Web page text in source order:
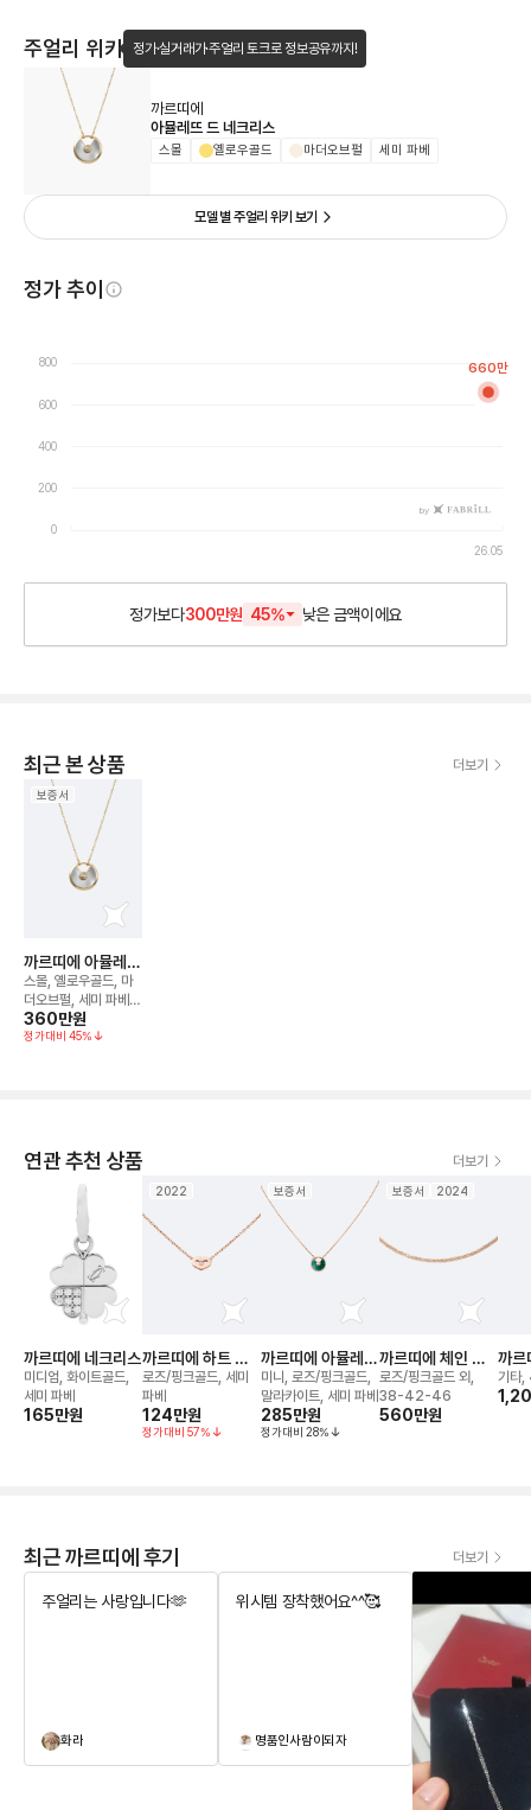
주얼리 위키 정가·실거래가·주얼리 토크로 정보공유까지!
까르띠에
아뮬레뜨 드 네크리스
스몰 옐로우골드 마더오브펄 세미 파베
모델 별 주얼리 위키 보기
정가 추이
0
200
400
600
800
26.05
by
660만
정가보다300만원 45% 낮은금액이에요
최근 본 상품 더보기
보증서
까르띠에 아뮬레뜨
드 네크리스
스몰, 옐로우골드, 마
더오브펄, 세미 파베,
S
360만원
정가대비 45%
연관 추천 상품 더보기
까르띠에 네크리스
미디엄, 화이트골드,
세미 파베
165만원
2022
까르띠에 하트 네
크리스
로즈/핑크골드, 세미
파베
124만원
정가대비 57%
보증서
까르띠에 아뮬레뜨
드 네크리스
미니, 로즈/핑크골드,
말라카이트, 세미 파베
285만원
정가대비 28%
보증서 2024
까르띠에 체인 네
크리스
로즈/핑크골드 외,
38-42-46
560만원
까르
루
치
기타
최근 까르띠에 후기 더보기
주얼리는 사랑입니다🫶
화라
위시템 장착했어요^^🥰
명품인사람이되자